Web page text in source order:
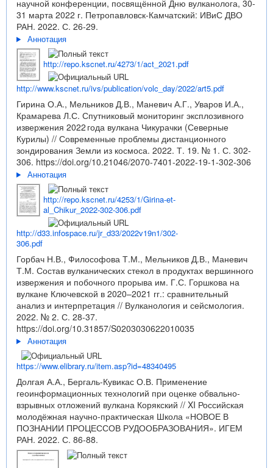
научной конференции, посвящённой Дню вулканолога, 30-
31 марта 2022 г. Петропавловск-Камчатский: ИВиС ДВО
РАН. 2022. С. 26-29.
Аннотация
http://repo.kscnet.ru/4273/1/act_2021.pdf
http://www.kscnet.ru/ivs/publication/volc_day/2022/art5.pdf
Гирина О.А., Мельников Д.В., Маневич А.Г., Уваров И.А.,
Крамарева Л.С. Спутниковый мониторинг эксплозивного
извержения 2022 года вулкана Чикурачки (Северные
Курилы) // Современные проблемы дистанционного
зондирования Земли из космоса. 2022. Т. 19. № 1. С. 302-
306. https://doi.org/10.21046/2070-7401-2022-19-1-302-306
Аннотация
http://repo.kscnet.ru/4253/1/Girina-et-
al_Chikur_2022-302-306.pdf
http://d33.infospace.ru/jr_d33/2022v19n1/302-
306.pdf
Горбач Н.В., Философова Т.М., Мельников Д.В., Маневич
Т.М. Состав вулканических стекол в продуктах вершинного
извержения и побочного прорыва им. Г.С. Горшкова на
вулкане Ключевской в 2020–2021 гг.: сравнительный
анализ и интерпретация // Вулканология и сейсмология.
2022. № 2. С. 28-37.
https://doi.org/10.31857/S0203030622010035
Аннотация
https://www.elibrary.ru/item.asp?id=48340495
Долгая А.А., Бергаль-Кувикас О.В. Применение
геоинформационных технологий при оценке обвально-
взрывных отложений вулкана Корякский // XI Российская
молодёжная научно-практическая Школа «НОВОЕ В
ПОЗНАНИИ ПРОЦЕССОВ РУДООБРАЗОВАНИЯ». ИГЕМ
РАН. 2022. С. 86-88.